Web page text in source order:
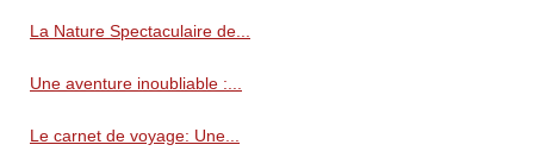
La Nature Spectaculaire de...
Une aventure inoubliable :...
Le carnet de voyage: Une...